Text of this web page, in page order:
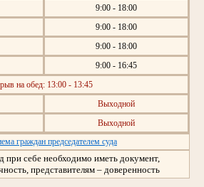
9:00 - 18:00
9:00 - 18:00
9:00 - 18:00
9:00 - 16:45
на обед: 13:00 - 13:45
Выходной
Выходной
граждан председателем суда
при себе необходимо иметь документ,
представителям – доверенность